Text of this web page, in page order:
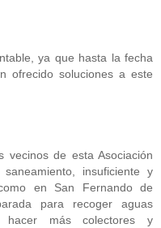
ya que hasta la fecha
ofrecido soluciones a este
vecinos de esta Asociación
insuficiente y
en San Fernando de
para recoger aguas
hacer más colectores y